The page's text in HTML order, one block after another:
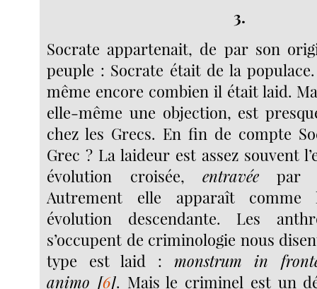
3.
Socrate appartenait, de par son
peuple : Socrate était de la
même encore combien il était laid.
elle-même une objection, est
chez les Grecs. En fin de compte
Grec ? La laideur est assez souvent
évolution croisée, entravéepar
Autrement elle apparaît comme
évolution descendante. Les
s’occupent de criminologie nous
type est laid : monstrum in
animo [6]. Mais le criminel est un